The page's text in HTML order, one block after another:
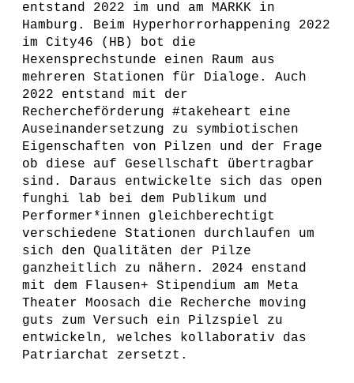
entstand 2022 im und am MARKK in
Hamburg. Beim Hyperhorrorhappening 2022
im City46 (HB) bot die
Hexensprechstunde einen Raum aus
mehreren Stationen für Dialoge. Auch
2022 entstand mit der
Rechercheförderung #takeheart eine
Auseinandersetzung zu symbiotischen
Eigenschaften von Pilzen und der Frage
ob diese auf Gesellschaft übertragbar
sind. Daraus entwickelte sich das open
funghi lab bei dem Publikum und
Performer*innen gleichberechtigt
verschiedene Stationen durchlaufen um
sich den Qualitäten der Pilze
ganzheitlich zu nähern. 2024 enstand
mit dem Flausen+ Stipendium am Meta
Theater Moosach die Recherche moving
guts zum Versuch ein Pilzspiel zu
entwickeln, welches kollaborativ das
Patriarchat zersetzt.